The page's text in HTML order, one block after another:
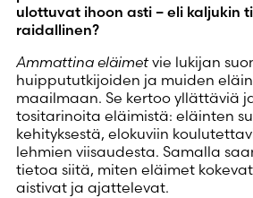
ulottuvat ihoon asti – eli kaljukin
raidallinen?
Ammattina eläimetvie lukijan
huippututkijoiden ja muiden
maailmaan. Se kertoo yllättäviä
tositarinoita eläimistä: eläinten
kehityksestä, elokuviin
lehmien viisaudesta. Samalla
tietoa siitä, miten eläimet
aistivat ja ajattelevat.